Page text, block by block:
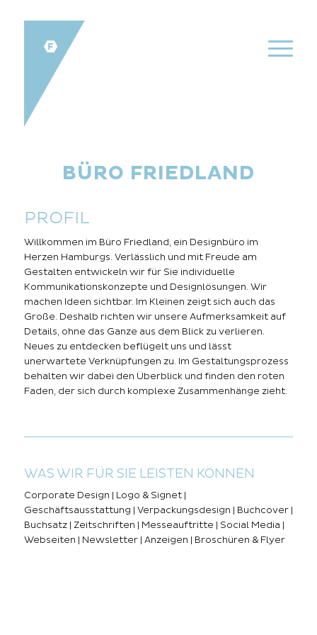
BÜRO FRIEDLAND
PROFIL
Willkommen im Büro Friedland, ein Designbüro im
Herzen Hamburgs. Verlässlich und mit Freude am
Gestalten entwickeln wir für Sie individuelle
Kommunikationskonzepte und Designlösungen. Wir
machen Ideen sichtbar. Im Kleinen zeigt sich auch das
Große. Deshalb richten wir unsere Aufmerksamkeit auf
Details, ohne das Ganze aus dem Blick zu verlieren.
Neues zu entdecken beflügelt uns und lässt
unerwartete Verknüpfungen zu. Im Gestaltungsprozess
behalten wir dabei den Überblick und finden den roten
Faden, der sich durch komplexe Zusammenhänge zieht.
WAS WIR FÜR SIE LEISTEN KÖNNEN
Corporate Design | Logo & Signet |
Geschäftsausstattung | Verpackungsdesign | Buchcover |
Buchsatz | Zeitschriften | Messeauftritte | Social Media |
Webseiten | Newsletter | Anzeigen | Broschüren & Flyer